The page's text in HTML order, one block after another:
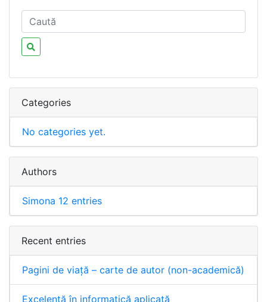
Categories
No categories yet.
Authors
Simona 12 entries
Recent entries
Pagini de viață – carte de autor (non-academică)
Excelență în informatică aplicată